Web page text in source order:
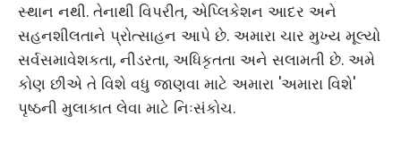
સ્થાન નથી. તેનાથી વિપરીત, એપ્લિકેશન આદર અને
સહનશીલતાને પ્રોત્સાહન આપે છે. અમારા ચાર મુખ્ય મૂલ્યો
સર્વસમાવેશકતા, નીડરતા, અધિકૃતતા અને સલામતી છે. અમે
કોણ છીએ તે વિશે વધુ જાણવા માટે અમારા 'અમારા વિશે'
પૃષ્ઠની મુલાકાત લેવા માટે નિઃસંકોચ.